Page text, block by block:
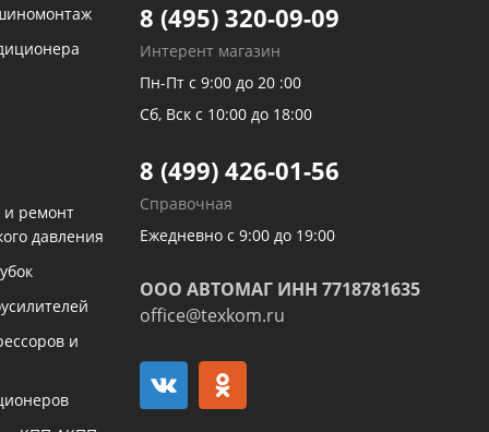
и ремонт
давления
и
8 (495) 320-09-09
Интерент магазин
Пн-Пт с 9:00 до 20 :00
Сб, Вск с 10:00 до 18:00
8 (499) 426-01-56
Справочная
Ежедневно с 9:00 до 19:00
ООО АВТОМАГ ИНН 7718781635
office@texkom.ru